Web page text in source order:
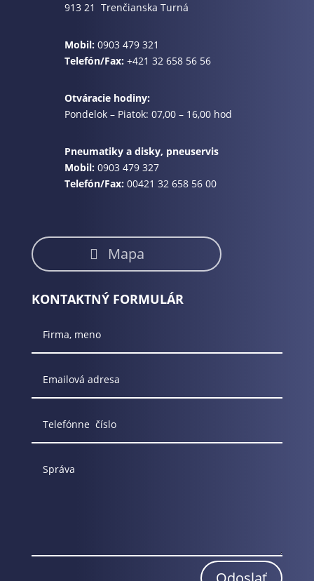
913 21 Trenčianska Turná
Mobil: 0903 479 321
Telefón/Fax:+421 32 658 56 56
Otváracie hodiny:
Pondelok – Piatok: 07,00 – 16,00 hod
Pneumatiky a disky, pneuservis
Mobil: 0903 479 327
Telefón/Fax:00421 32 658 56 00
Mapa
KONTAKTNÝ FORMULÁR